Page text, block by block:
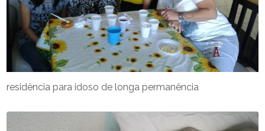
residência para idoso de longa permanência